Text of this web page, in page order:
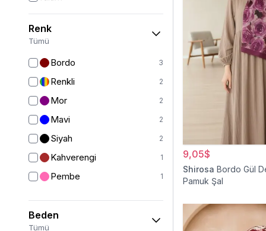
Pantolon 151
Etek 19
Hırka 4
Renk
Tümü
Bordo 3
Renkli 2
Mor 2
Mavi 2
Siyah 2
Kahverengi 1
Pembe 1
Beden
Tümü
9,05$
Shirosa Bordo Gül
Pamuk Şal